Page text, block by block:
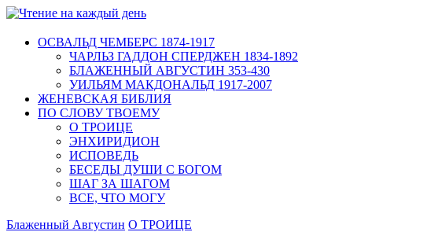
ОСВАЛЬД ЧЕМБЕРС 1874-1917
ЧАРЛЬЗ ГАДДОН СПЕРДЖЕН 1834-1892
БЛАЖЕННЫЙ АВГУСТИН 353-430
УИЛЬЯМ МАКДОНАЛЬД 1917-2007
ЖЕНЕВСКАЯ БИБЛИЯ
ПО СЛОВУ ТВОЕМУ
О ТРОИЦЕ
ЭНХИРИДИОН
ИСПОВЕДЬ
БЕСЕДЫ ДУШИ С БОГОМ
ШАГ ЗА ШАГОМ
ВСЕ, ЧТО МОГУ
Блаженный Августин О ТРОИЦЕ